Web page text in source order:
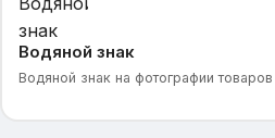
Водяной знак
Водяной знак на фотографии товаров